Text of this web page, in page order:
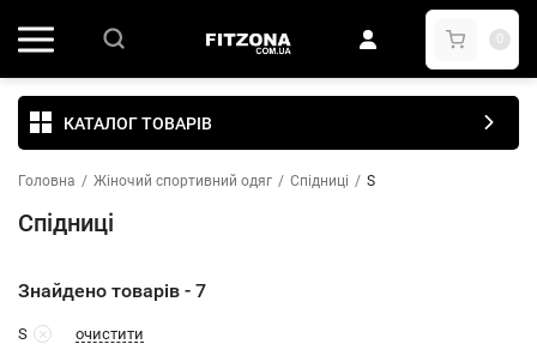
0
КАТАЛОГ ТОВАРІВ
Головна / Жіночий спортивний одяг / Спідниці / S
Спідниці
Знайдено товарів - 7
S очистити